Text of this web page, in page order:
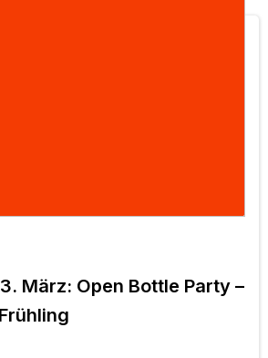
März: Open Bottle Party –